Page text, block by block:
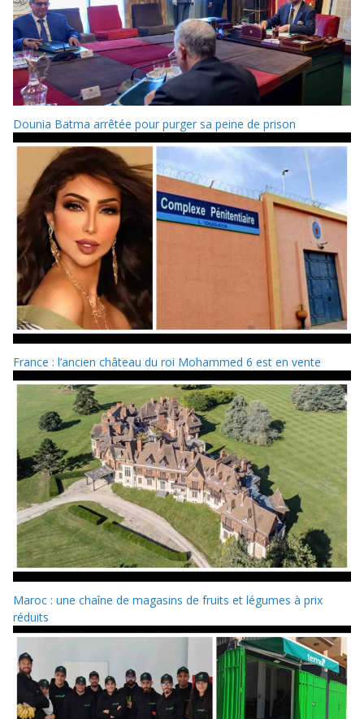
Dounia Batma arrêtée pour purger sa peine de prison
France : l’ancien château du roi Mohammed 6 est en vente
Maroc : une chaîne de magasins de fruits et légumes à prix
réduits